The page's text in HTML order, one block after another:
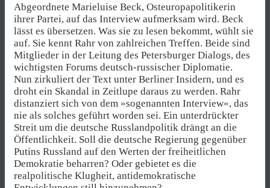
Abgeordnete Marieluise Beck, Osteuropapolitikerin
ihrer Partei, auf das Interview aufmerksam wird. Beck
lässt es übersetzen. Was sie zu lesen bekommt, wühlt sie
auf. Sie kennt Rahr von zahlreichen Treffen. Beide sind
Mitglieder in der Leitung des Petersburger Dialogs, des
wichtigsten Forums deutsch-russischer Diplomatie.
Nun zirkuliert der Text unter Berliner Insidern, und es
droht ein Skandal in Zeitlupe daraus zu werden. Rahr
distanziert sich von dem »sogenannten Interview«, das
nie als solches geführt worden sei. Ein unterdrückter
Streit um die deutsche Russlandpolitik drängt an die
Öffentlichkeit. Soll die deutsche Regierung gegenüber
Putins Russland auf den Werten der freiheitlichen
Demokratie beharren? Oder gebietet es die
realpolitische Klugheit, antidemokratische